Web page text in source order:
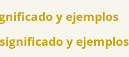
y ejemplos
y ejemplos